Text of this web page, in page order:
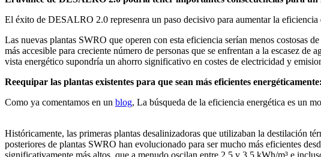
El éxito de DESALRO 2.0 represenra un paso decisivo para aumentar la eficiencia
Las nuevas plantas SWRO que operen con esta eficiencia serían menos costosas
más accesible para creciente número de personas que se enfrentan a la escasez
vista energético supondría un ahorro significativo en costes de electricidad y
Reequipar las plantas existentes para que sean más eficientes energéticamente:
Como ya comentamos en un blog, La búsqueda de la eficiencia energética es un
Históricamente, las primeras plantas desalinizadoras que utilizaban la destilación
posteriores de plantas SWRO han evolucionado para ser mucho más eficientes
significativamente más altos, que a menudo oscilan entre 2,5 y 3,5 kWh/m³ e